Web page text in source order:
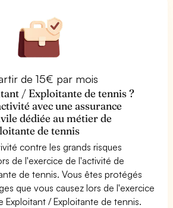
de 15€ par mois
/ Exploitante de tennis ?
avec une assurance
dédiée au métier de
de tennis
contre les grands risques
de l'exercice de l'activité de
de tennis. Vous êtes protégés
que vous causez lors de l'exercice
Exploitant / Exploitante de tennis.